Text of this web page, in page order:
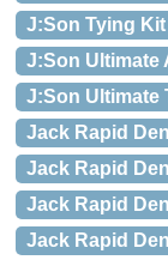
J:Son Tying
J:Son Ultimate
J:Son Ultimate
Jack Rapid
Jack Rapid
Jack Rapid
Jack Rapid